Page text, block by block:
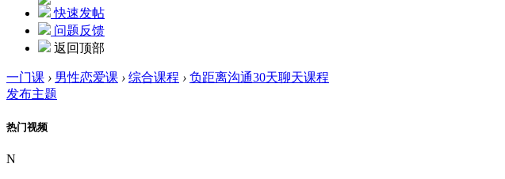
快速发帖
问题反馈
返回顶部
一门课 › 男性恋爱课 › 综合课程 › 负距离沟通30天聊天课程
发布主题
热门视频
N